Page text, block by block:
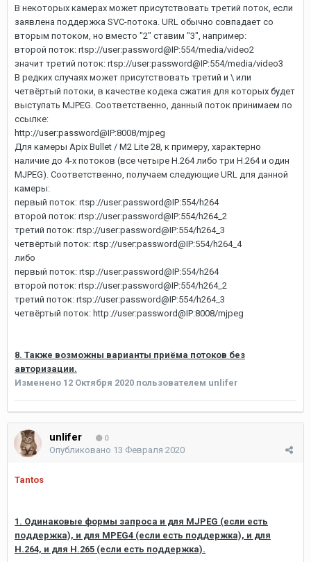
В некоторых камерах может присутствовать третий поток, если
заявлена поддержка SVC-потока. URL обычно совпадает со
вторым потоком, но вместо "2" ставим "3", например:
второй поток: rtsp://user:password@IP:554/media/video2
значит третий поток: rtsp://user:password@IP:554/media/video3
В редких случаях может присутствовать третий и \ или
четвёртый потоки, в качестве кодека сжатия для которых будет
выступать MJPEG. Соответственно, данный поток принимаем по
ссылке:
http://user:password@IP:8008/mjpeg
Для камеры Apix Bullet / M2 Lite 28, к примеру, характерно
наличие до 4-х потоков (все четыре H.264 либо три H.264 и один
MJPEG). Соответственно, получаем следующие URL для данной
камеры:
первый поток: rtsp://user:password@IP:554/h264
второй поток: rtsp://user:password@IP:554/h264_2
третий поток: rtsp://user:password@IP:554/h264_3
четвёртый поток: rtsp://user:password@IP:554/h264_4
либо
первый поток: rtsp://user:password@IP:554/h264
второй поток: rtsp://user:password@IP:554/h264_2
третий поток: rtsp://user:password@IP:554/h264_3
четвёртый поток: http://user:password@IP:8008/mjpeg
8. Также возможны варианты приёма потоков без
авторизации.
Изменено 12 Октября 2020 пользователем unlifer
unlifer 0
Опубликовано 13 Февраля 2020
Tantos
1. Одинаковые формы запроса и для MJPEG (если есть
поддержка), и для MPEG4 (если есть поддержка), и для
H.264, и для H.265 (если есть поддержка).